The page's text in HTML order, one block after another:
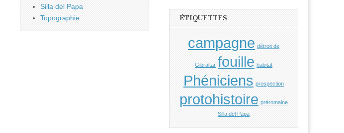
Silla del Papa
Topographie
ÉTIQUETTES
campagne détroit de
Gibraltar fouille habitat
Phéniciens prospection
protohistoire préromaine
Silla del Papa